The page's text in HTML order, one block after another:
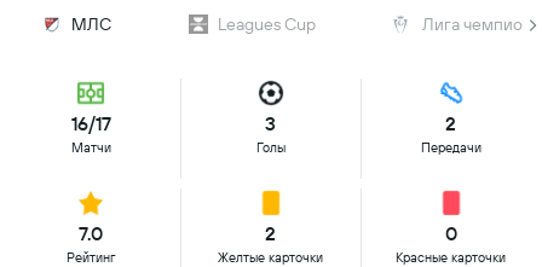
МЛС Leagues Cup Лига
16/17
Матчи
3
Голы
2
Передачи
7.0
Рейтинг
2
Желтые карточки
0
Красные карточки